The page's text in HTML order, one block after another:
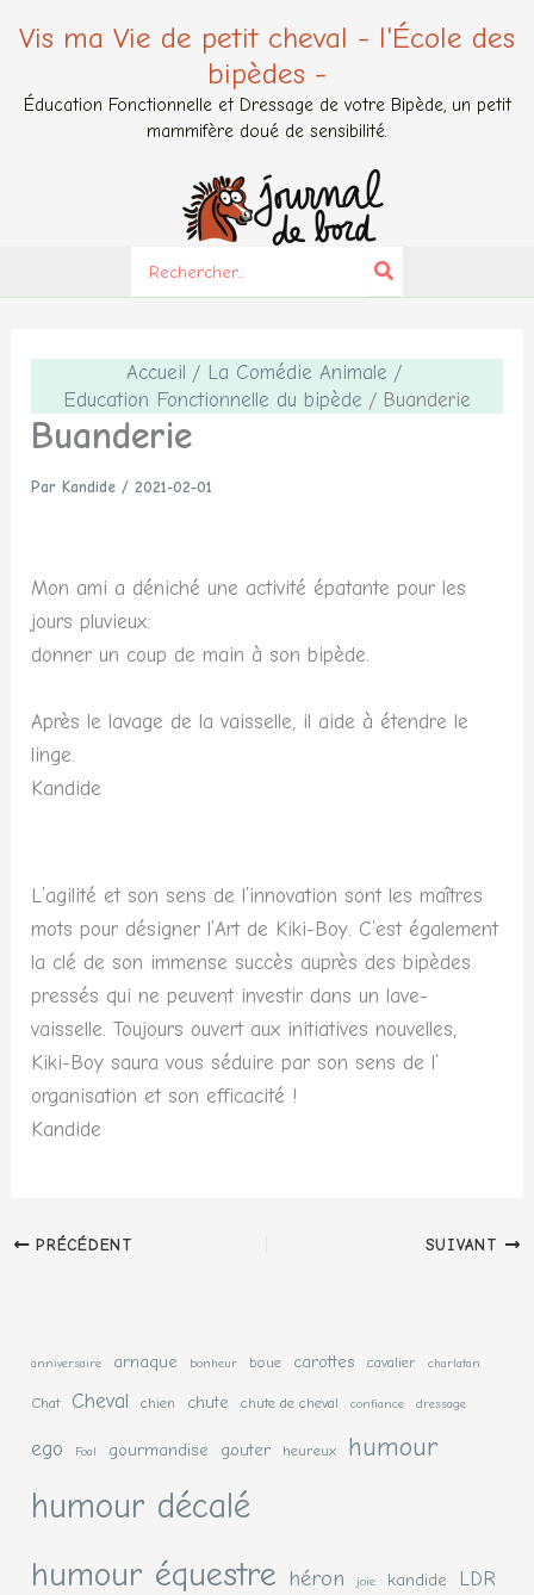
Vis ma Vie de petit cheval - l'École des
bipèdes -
Éducation Fonctionnelle et Dressage de votre Bipède, un petit
mammifère doué de sensibilité.
for:
Accueil
La Comédie Animale
Education Fonctionnelle du bipède
Buanderie
Buanderie
Par Kandide/2021-02-01
Mon ami a déniché une activité épatante pour les
jours pluvieux:
donner un coup de main à son bipède.
Après le lavage de la vaisselle, il aide à étendre le
linge.
Kandide
L’agilité et son sens de l’innovation sont les maîtres
mots pour désigner l’Art de Kiki-Boy. C’est également
la clé de son immense succès auprès des bipèdes
pressés qui ne peuvent investir dans un lave-
vaisselle. Toujours ouvert aux initiatives nouvelles,
Kiki-Boy saura vous séduire par son sens de l’
organisation et son efficacité !
Kandide
PRÉCÉDENT SUIVANT
anniversaire arnaque bonheur boue carottes cavalier charlatan
Chat Cheval chien chute chute de cheval confiance dressage
ego Foal gourmandise gouter heureux humour
humour décalé
humour équestre héron joie kandide LDR